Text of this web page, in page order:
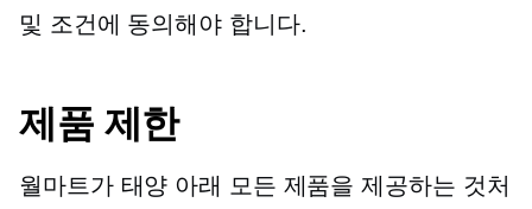
및 조건에 동의해야 합니다.
제품 제한
월마트가 태양 아래 모든 제품을 제공하는 것처